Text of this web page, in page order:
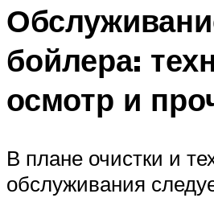
бойлера:
осмотр и
В плане очистки и
обслуживания